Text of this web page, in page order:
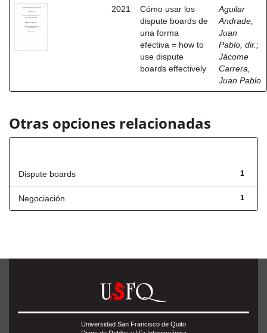
2021
Cómo usar los
dispute boards de
una forma
efectiva = how to
use dispute
boards effectively
Aguilar
Andrade,
Juan
Pablo, dir. ;
Jácome
Carrera,
Juan Pablo
Otras opciones relacionadas
1
Dispute boards
1
Negociación
Universidad San Francisco de Quito